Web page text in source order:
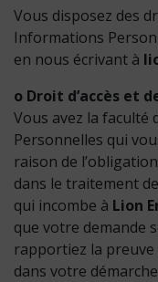
Vous disposez des
Informations
en nous écrivant à
o Droit d’accès et
Vous avez la faculté
Personnelles qui
raison de
dans le traitement
qui incombe à Lion
que votre demande
rapportiez la
dans votre